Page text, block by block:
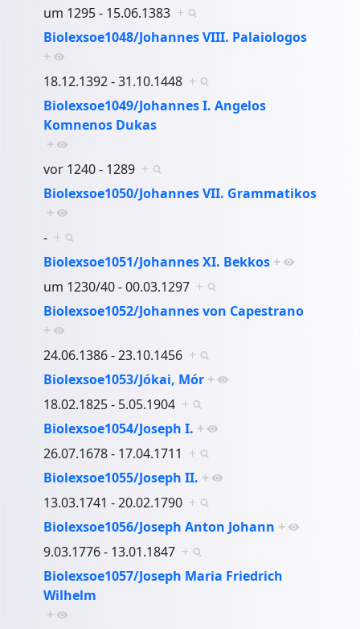
um 1295 - 15.06.1383 +
Biolexsoe1048/Johannes VIII. Palaiologos
+
18.12.1392 - 31.10.1448 +
Biolexsoe1049/Johannes I. Angelos
Komnenos Dukas
+
vor 1240 - 1289 +
Biolexsoe1050/Johannes VII. Grammatikos
+
- +
Biolexsoe1051/Johannes XI. Bekkos +
um 1230/40 - 00.03.1297 +
Biolexsoe1052/Johannes von Capestrano
+
24.06.1386 - 23.10.1456 +
Biolexsoe1053/Jókai, Mór +
18.02.1825 - 5.05.1904 +
Biolexsoe1054/Joseph I. +
26.07.1678 - 17.04.1711 +
Biolexsoe1055/Joseph II. +
13.03.1741 - 20.02.1790 +
Biolexsoe1056/Joseph Anton Johann +
9.03.1776 - 13.01.1847 +
Biolexsoe1057/Joseph Maria Friedrich
Wilhelm
+